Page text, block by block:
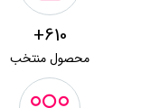
610+
محصول منتخب